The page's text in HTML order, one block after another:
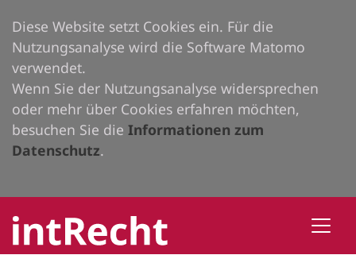
Diese Website setzt Cookies ein. Für die
Nutzungsanalyse wird die Software Matomo
verwendet.
Wenn Sie der Nutzungsanalyse widersprechen
oder mehr über Cookies erfahren möchten,
besuchen Sie die Informationen zum
Datenschutz.